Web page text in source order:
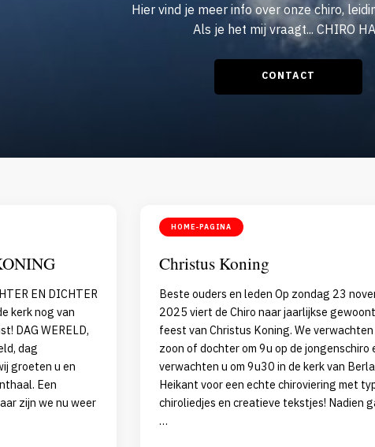
Hier vind je meer info over onze chiro,
Als je het mij vraagt... CHIRO
CONTACT
EN DICHTER
kerk nog van
DAG WERELD,
dag
groeten u en
Een
zijn we nu weer
HOME-PAGINA
Christus Koning
Beste ouders en leden Op zondag 23
2025 viert de Chiro naar jaarlijkse
feest van Christus Koning. We
zoon of dochter om 9u op de jongenschiro
verwachten u om 9u30 in de kerk van
Heikant voor een echte chiroviering met
chiroliedjes en creatieve tekstjes! Nadien
…